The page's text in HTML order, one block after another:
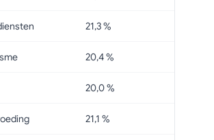
21,3 %
20,4 %
20,0 %
21,1 %